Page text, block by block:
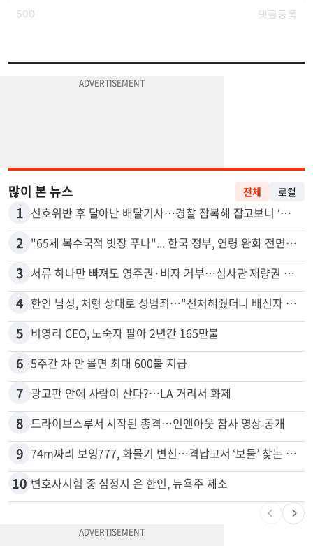
1 신호위반 후 달아난 배달기사…경찰 잠복해 잡고보니 ‘반전’
2 "65세 복수국적 빗장 푸나"... 한국 정부, 연령 완화 전면 추진
3 서류 하나만 빠져도 영주권·비자 거부…심사관 재량권 대폭 확대
4
5 비영리 CEO, 노숙자 팔아 2년간 165만불
6 5주간 차 안 몰면 최대 600불 지급
7 광고판 안에 사람이 산다?…LA 거리서 화제
8 드라이브스루서 시작된 총격…인앤아웃 참사 영상 공개
9